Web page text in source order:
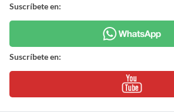
Suscríbete en:
Suscríbete en: